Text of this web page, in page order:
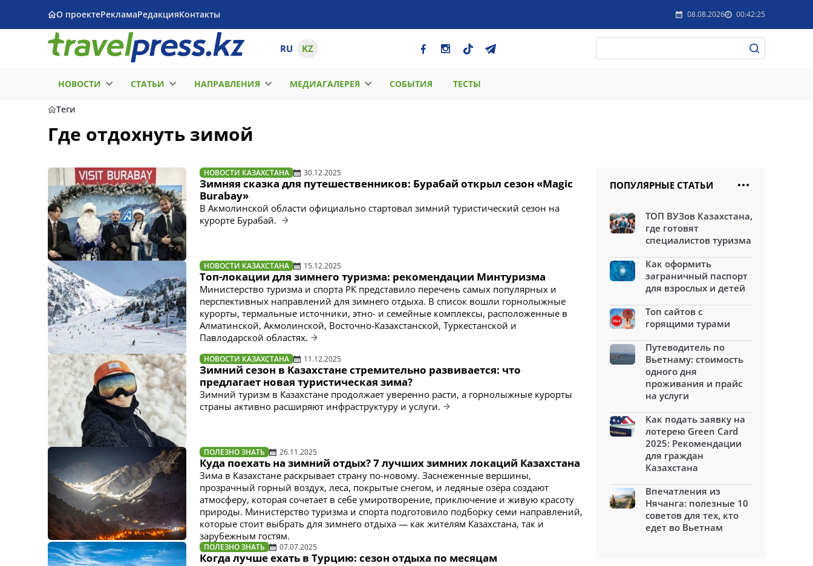
О проектеРекламаРедакцияКонтакты 08.08.2026 00:42:25
RU KZ
НОВОСТИ СТАТЬИ НАПРАВЛЕНИЯ МЕДИАГАЛЕРЕЯ СОБЫТИЯ ТЕСТЫ
Теги
Где отдохнуть зимой
НОВОСТИ КАЗАХСТАНА 30.12.2025
Зимняя сказка для путешественников: Бурабай открыл сезон «Magic
Burabay»
В Акмолинской области официально стартовал зимний туристический сезон на
курорте Бурабай.
НОВОСТИ КАЗАХСТАНА 15.12.2025
Топ-локации для зимнего туризма: рекомендации Минтуризма
Министерство туризма и спорта РК представило перечень самых популярных и
перспективных направлений для зимнего отдыха. В список вошли горнолыжные
курорты, термальные источники, этно- и семейные комплексы, расположенные в
Алматинской, Акмолинской, Восточно-Казахстанской, Туркестанской и
Павлодарской областях.
НОВОСТИ КАЗАХСТАНА 11.12.2025
Зимний сезон в Казахстане стремительно развивается: что
предлагает новая туристическая зима?
Зимний туризм в Казахстане продолжает уверенно расти, а горнолыжные курорты
страны активно расширяют инфраструктуру и услуги.
ПОЛЕЗНО ЗНАТЬ 26.11.2025
Куда поехать на зимний отдых? 7 лучших зимних локаций Казахстана
Зима в Казахстане раскрывает страну по-новому. Заснеженные вершины,
прозрачный горный воздух, леса, покрытые снегом, и ледяные озёра создают
атмосферу, которая сочетает в себе умиротворение, приключение и живую красоту
природы. Министерство туризма и спорта подготовило подборку семи направлений,
которые стоит выбрать для зимнего отдыха — как жителям Казахстана, так и
зарубежным гостям.
ПОЛЕЗНО ЗНАТЬ 07.07.2025
Когда лучше ехать в Турцию: сезон отдыха по месяцам
ПОПУЛЯРНЫЕ СТАТЬИ
ТОП ВУЗов Казахстана,
где готовят
специалистов туризма
Как оформить
заграничный паспорт
для взрослых и детей
Топ сайтов с
горящими турами
Путеводитель по
Вьетнаму: стоимость
одного дня
проживания и прайс
на услуги
Как подать заявку на
лотерею Green Card
2025: Рекомендации
для граждан
Казахстана
Впечатления из
Нячанга: полезные 10
советов для тех, кто
едет во Вьетнам